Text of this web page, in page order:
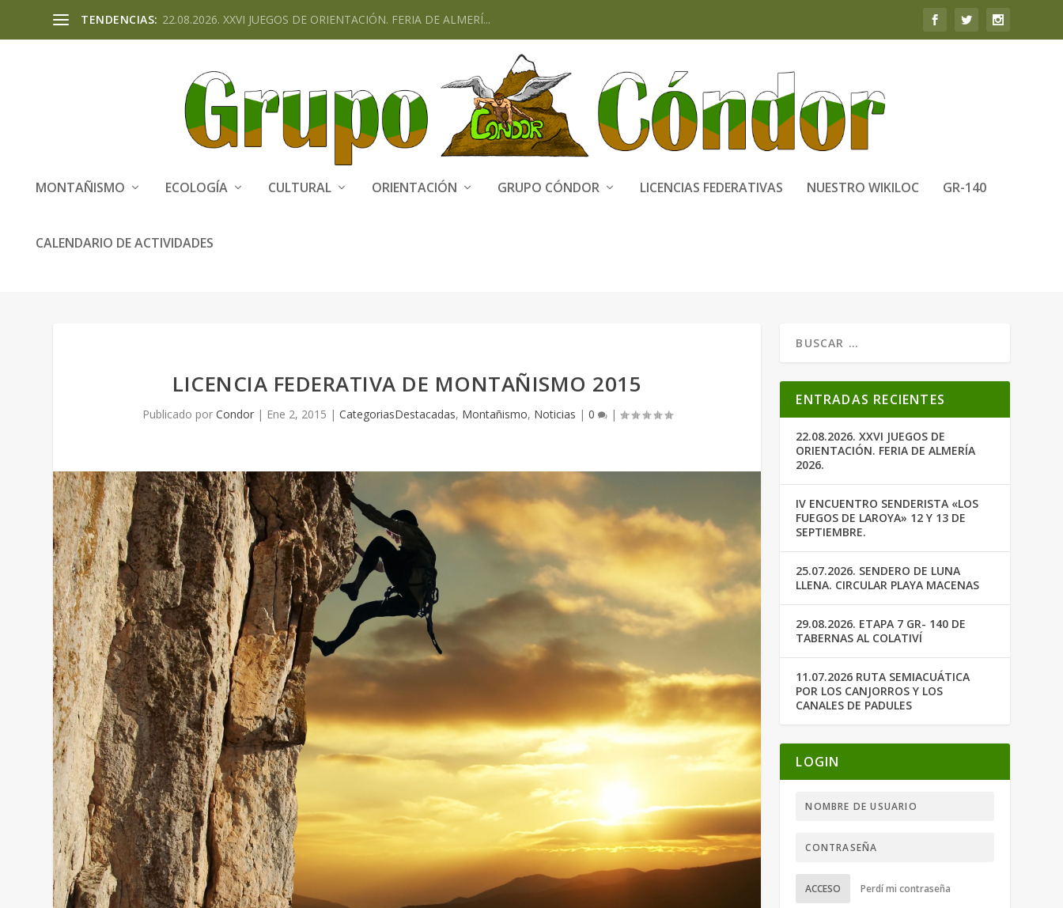
TENDENCIAS: 22.08.2026. XXVI JUEGOS DE ORIENTACIÓN. FERIA DE ALMERÍ...
MONTAÑISMO ECOLOGÍA CULTURAL ORIENTACIÓN GRUPO CÓNDOR LICENCIAS FEDERATIVAS NUESTRO WIKILOC GR-140
CALENDARIO DE ACTIVIDADES
LICENCIA FEDERATIVA DE MONTAÑISMO 2015
Publicado por Condor| Ene 2, 2015 | CategoriasDestacadas, Montañismo, Noticias | 0 |
ENTRADAS RECIENTES
22.08.2026. XXVI JUEGOS DE
ORIENTACIÓN. FERIA DE ALMERÍA
2026.
IV ENCUENTRO SENDERISTA «LOS
FUEGOS DE LAROYA» 12 Y 13 DE
SEPTIEMBRE.
25.07.2026. SENDERO DE LUNA
LLENA. CIRCULAR PLAYA MACENAS
29.08.2026. ETAPA 7 GR- 140 DE
TABERNAS AL COLATIVÍ
11.07.2026 RUTA SEMIACUÁTICA
POR LOS CANJORROS Y LOS
CANALES DE PADULES
LOGIN
ACCESO Perdí mi contraseña